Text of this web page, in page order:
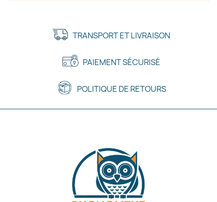
TRANSPORT ET LIVRAISON
PAIEMENT SÉCURISÉ
POLITIQUE DE RETOURS